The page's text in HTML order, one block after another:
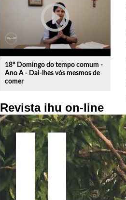
play_circle_outline
18º Domingo do tempo comum -
Ano A - Dai-lhes vós mesmos de
comer
Revista ihu on-line